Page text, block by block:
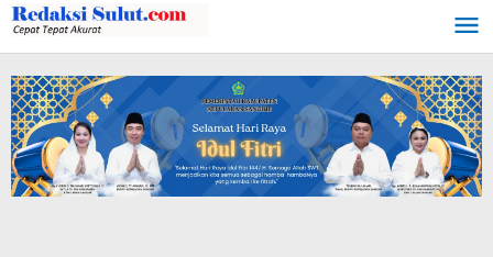
Lewati
ke
konten